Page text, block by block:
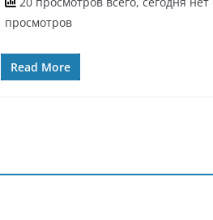
просмотров
Read More